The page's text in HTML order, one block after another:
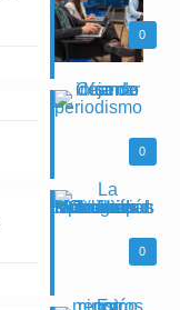
0
0
0